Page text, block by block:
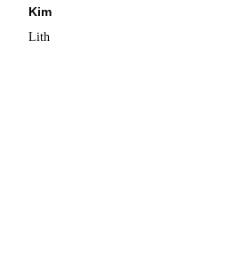
Kim
Lith